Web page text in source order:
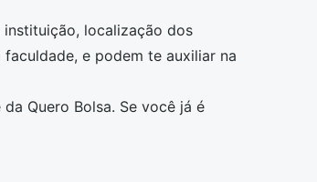
localização dos
e podem te auxiliar na
Quero Bolsa. Se você já é